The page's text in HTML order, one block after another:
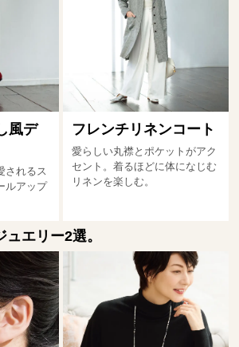
風デ
されるス
ルアップ
フレンチリネンコート
愛らしい丸襟とポケットがアク
セント。着るほどに体になじむ
リネンを楽しむ。
エリー2選。